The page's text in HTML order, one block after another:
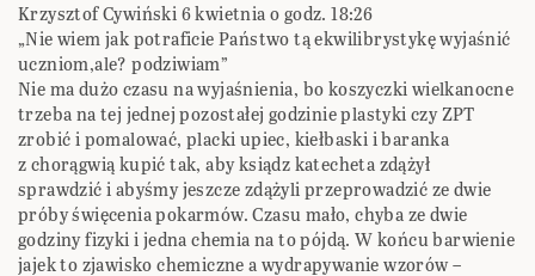
Krzysztof Cywiński 6 kwietnia o godz. 18:26
„Nie wiem jak potraficie Państwo tą ekwilibrystykę wyjaśnić
uczniom,ale? podziwiam”
Nie ma dużo czasu na wyjaśnienia, bo koszyczki wielkanocne
trzeba na tej jednej pozostałej godzinie plastyki czy ZPT
zrobić i pomalować, placki upiec, kiełbaski i baranka
z chorągwią kupić tak, aby ksiądz katecheta zdążył
sprawdzić i abyśmy jeszcze zdążyli przeprowadzić ze dwie
próby święcenia pokarmów. Czasu mało, chyba ze dwie
godziny fizyki i jedna chemia na to pójdą. W końcu barwienie
jajek to zjawisko chemiczne a wydrapywanie wzorów –